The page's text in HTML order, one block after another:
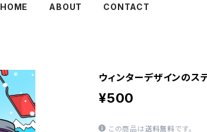
HOME ABOUT CONTACT
ウィンターデザインのス
¥500
この商品は送料無料です。